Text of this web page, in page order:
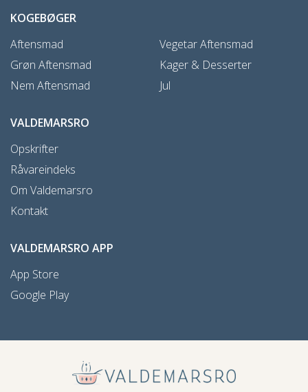
KOGEBØGER
Aftensmad
Grøn Aftensmad
Nem Aftensmad
Vegetar Aftensmad
Kager & Desserter
Jul
VALDEMARSRO
Opskrifter
Råvareindeks
Om Valdemarsro
Kontakt
VALDEMARSRO APP
App Store
Google Play